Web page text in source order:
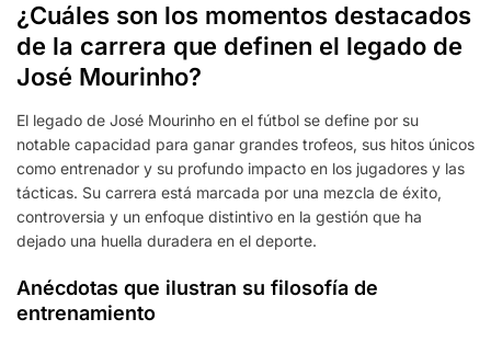
¿Cuáles son los momentos destacados
de la carrera que definen el legado de
José Mourinho?
El legado de José Mourinho en el fútbol se define por su
notable capacidad para ganar grandes trofeos, sus hitos únicos
como entrenador y su profundo impacto en los jugadores y las
tácticas. Su carrera está marcada por una mezcla de éxito,
controversia y un enfoque distintivo en la gestión que ha
dejado una huella duradera en el deporte.
Anécdotas que ilustran su filosofía de
entrenamiento